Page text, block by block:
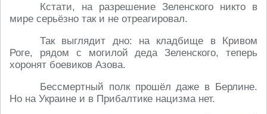
Кстати, на разрешение Зеленского никто в
мире серьёзно так и не отреагировал.
Так выглядит дно: на кладбище в Кривом
Роге, рядом с могилой деда Зеленского, теперь
хоронят боевиков Азова.
Бессмертный полк прошёл даже в Берлине.
Но на Украине и в Прибалтике нацизма нет.